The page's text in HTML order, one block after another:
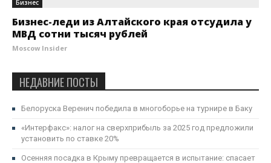
Бизнес
Бизнес-леди из Алтайского края отсудила у
МВД сотни тысяч рублей
Moscow Insider
НЕДАВНИЕ ПОСТЫ
Белоруска Веренич победила в многоборье на турнире в Баку
«Интерфакс»: налог на сверхприбыль за 2025 год предложили
установить по ставке 20%
Осенняя посадка в Крыму превращается в испытание: спасает